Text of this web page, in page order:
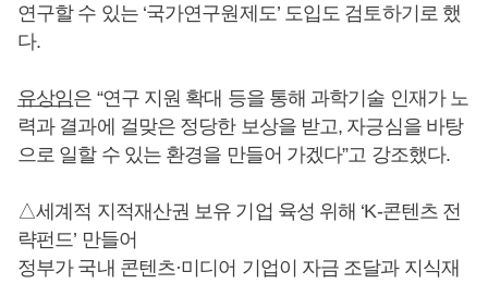
연구할 수 있는 ‘국가연구원제도’ 도입도 검토하기로 했
다.
유상임은 “연구 지원 확대 등을 통해 과학기술 인재가 노
력과 결과에 걸맞은 정당한 보상을 받고, 자긍심을 바탕
으로 일할 수 있는 환경을 만들어 가겠다”고 강조했다.
△세계적 지적재산권 보유 기업 육성 위해 ‘K-콘텐츠 전
략펀드’ 만들어
정부가 국내 콘텐츠·미디어 기업이 자금 조달과 지식재